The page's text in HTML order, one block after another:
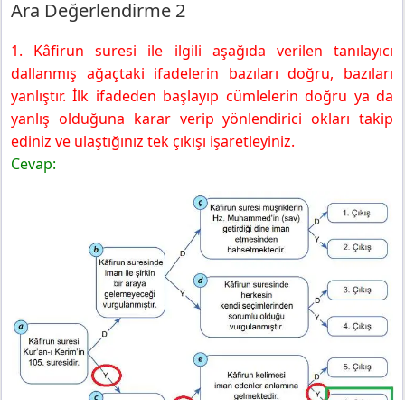
Ara Değerlendirme 2
1. Kâfirun suresi ile ilgili aşağıda verilen tanılayıcı
dallanmış ağaçtaki ifadelerin bazıları doğru, bazıları
yanlıştır. İlk ifadeden başlayıp cümlelerin doğru ya da
yanlış olduğuna karar verip yönlendirici okları takip
ediniz ve ulaştığınız tek çıkışı işaretleyiniz.
Cevap: